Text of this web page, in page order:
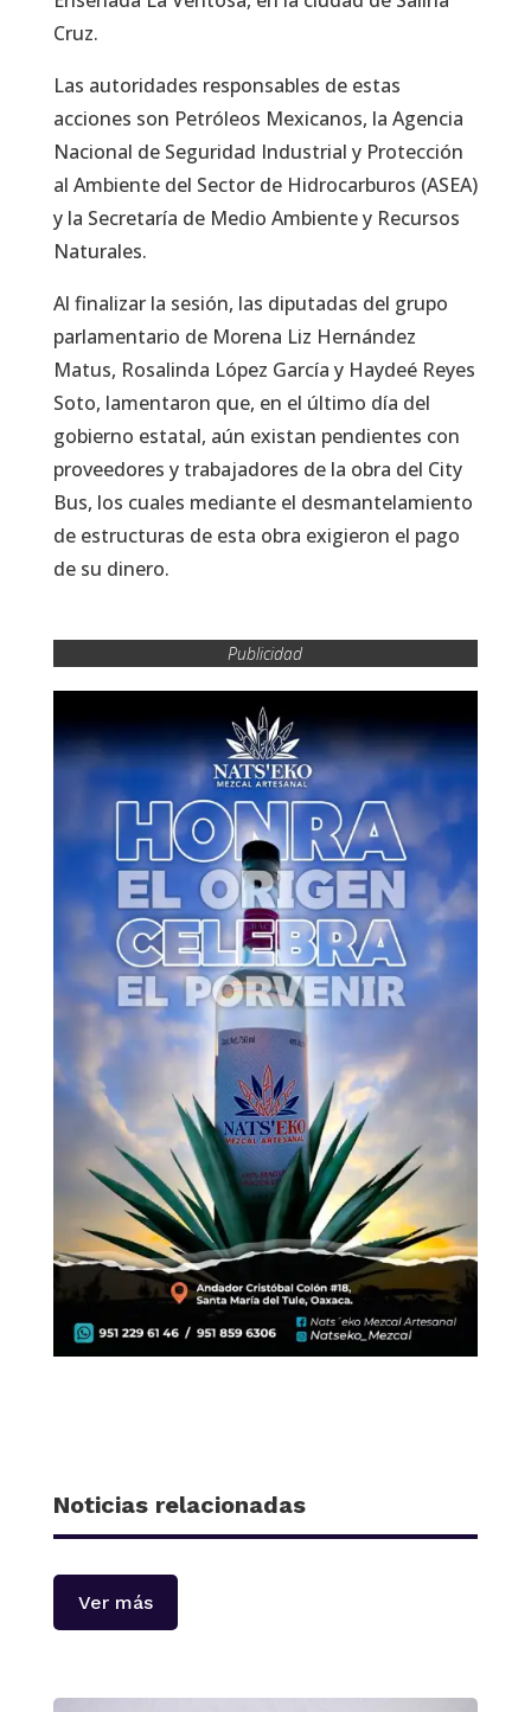
Cruz.
Las autoridades responsables de estas
acciones son Petróleos Mexicanos, la Agencia
Nacional de Seguridad Industrial y Protección
al Ambiente del Sector de Hidrocarburos (ASEA)
y la Secretaría de Medio Ambiente y Recursos
Naturales.
Al finalizar la sesión, las diputadas del grupo
parlamentario de Morena Liz Hernández
Matus, Rosalinda López García y Haydeé Reyes
Soto, lamentaron que, en el último día del
gobierno estatal, aún existan pendientes con
proveedores y trabajadores de la obra del City
Bus, los cuales mediante el desmantelamiento
de estructuras de esta obra exigieron el pago
de su dinero.
Publicidad
Noticias relacionadas
Ver más